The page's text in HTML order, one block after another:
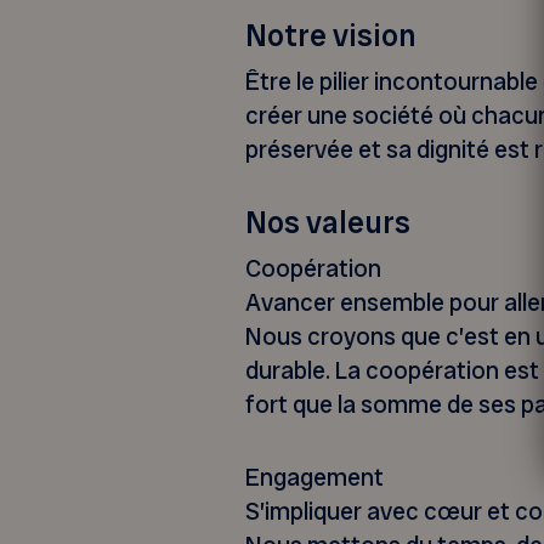
Notre vision
Être le pilier
créer une société où
préservée et sa dignité est
Nos valeurs
Coopération
Avancer ensemble pour aller
Nous croyons que c’est
durable. La coopération
fort que la somme de ses
Engagement
S’impliquer avec cœur et